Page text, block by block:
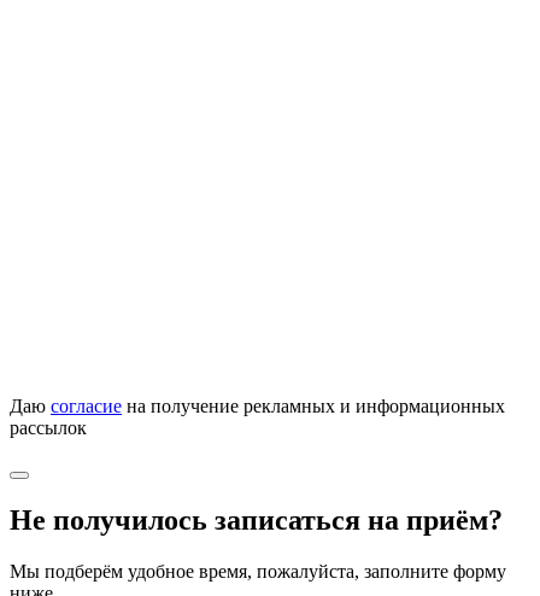
Даю согласие на получение рекламных и информационных
рассылок
Не получилось записаться на приём?
Мы подберём удобное время, пожалуйста, заполните форму